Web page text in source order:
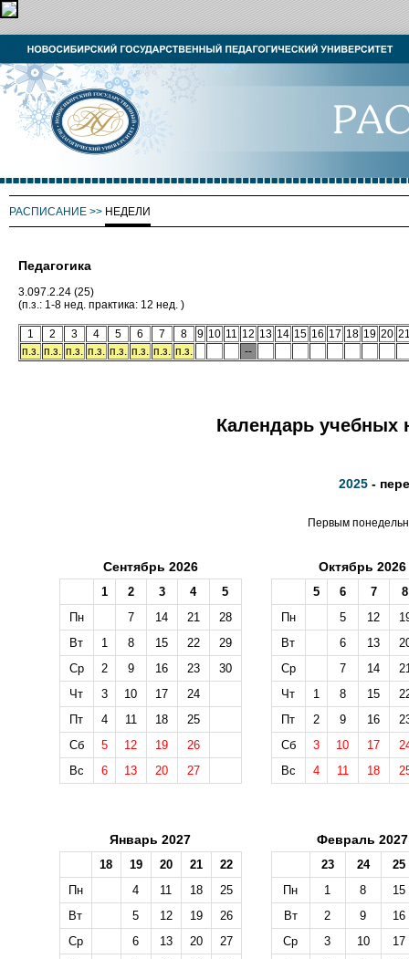
РАСПИСАНИЕ >> НЕДЕЛИ
Педагогика
3.097.2.24 (25)
(п.з.: 1-8 нед. практика: 12 нед. )
1 2 3 4 5 6 7 8 9 10 11 12 13 14 15 16 17 18 19 20
п.з. п.з. п.з. п.з. п.з. п.з. п.з. п.з. --
Календарь учебных
2025 -
Первым
Сентябрь 2026
1 2 3 4
5
Пн
7 14 21
28
Вт
1 8 15 22
29
Ср
2 9 16 23
30
Чт
3 10 17
24
Пт
4 11 18
25
Сб
5 12 19
26
Вс
6 13 20 27
Октябрь 2026
5 6 7
8
Пн
5 12
Вт
6 13
Ср
7 14
Чт
1 8 15
Пт
2 9 16
Сб
3 10 17
Вс
4 11 18
Январь 2027
18 19 20 21
22
Пн
4 11 18
25
Вт
5 12 19
26
Ср
6 13 20
27
Февраль 2027
23 24
25
Пн
1 8
15
Вт
2 9
16
Ср
3 10
17